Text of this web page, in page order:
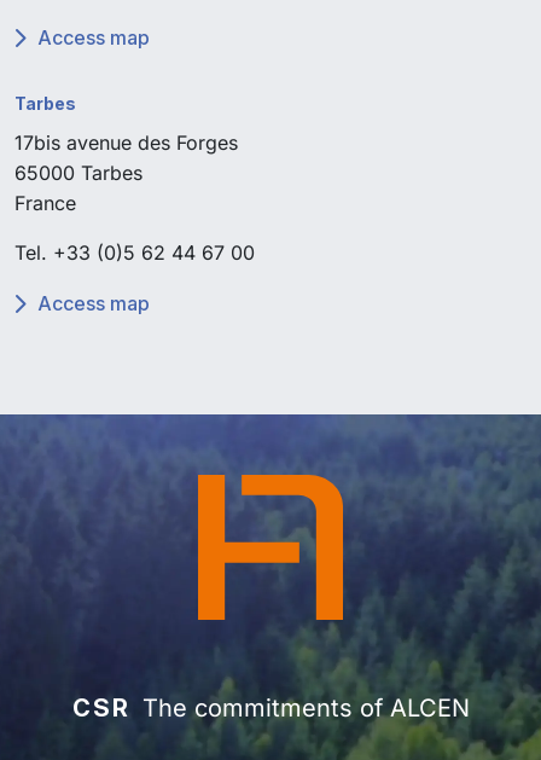
Access map
Tarbes
17bis avenue des Forges
65000 Tarbes
France
Tel. +33 (0)5 62 44 67 00
Access map
CSR The commitments of ALCEN